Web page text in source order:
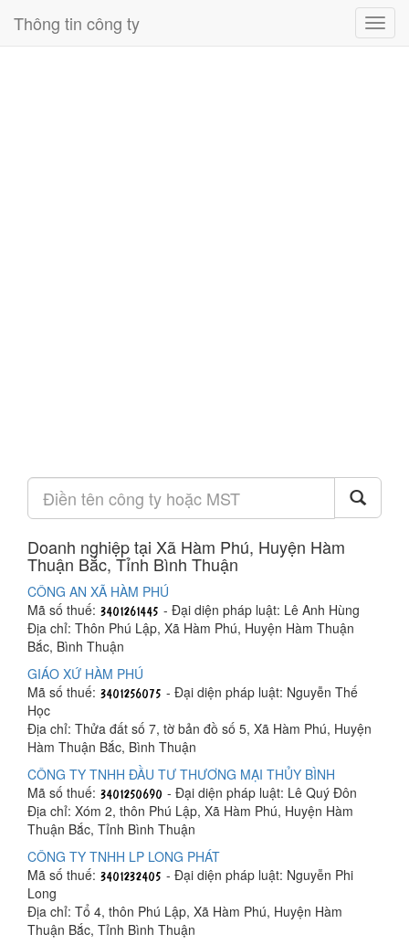
Thông tin công ty
Doanh nghiệp tại Xã Hàm Phú, Huyện Hàm
Thuận Bắc, Tỉnh Bình Thuận
CÔNG AN XÃ HÀM PHÚ
Mã số thuế:
- Đại diện pháp luật: Lê Anh Hùng
Địa chỉ: Thôn Phú Lập, Xã Hàm Phú, Huyện Hàm Thuận
Bắc, Bình Thuận
GIÁO XỨ HÀM PHÚ
Mã số thuế:
- Đại diện pháp luật: Nguyễn Thế
Học
Địa chỉ: Thửa đất số 7, tờ bản đồ số 5, Xã Hàm Phú, Huyện
Hàm Thuận Bắc, Bình Thuận
CÔNG TY TNHH ĐẦU TƯ THƯƠNG MẠI THỦY BÌNH
Mã số thuế:
- Đại diện pháp luật: Lê Quý Đôn
Địa chỉ: Xóm 2, thôn Phú Lập, Xã Hàm Phú, Huyện Hàm
Thuận Bắc, Tỉnh Bình Thuận
CÔNG TY TNHH LP LONG PHÁT
Mã số thuế:
- Đại diện pháp luật: Nguyễn Phi
Long
Địa chỉ: Tổ 4, thôn Phú Lập, Xã Hàm Phú, Huyện Hàm
Thuận Bắc, Tỉnh Bình Thuận